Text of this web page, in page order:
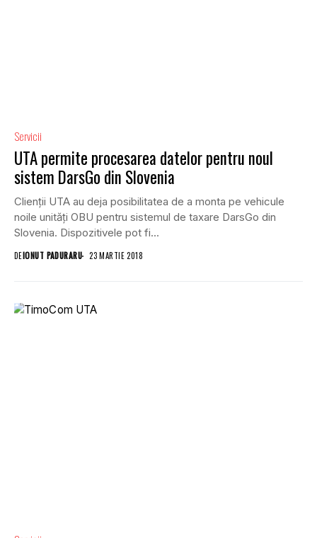
Servicii
UTA permite procesarea datelor pentru noul
sistem DarsGo din Slovenia
Clienții UTA au deja posibilitatea de a monta pe vehicule
noile unități OBU pentru sistemul de taxare DarsGo din
Slovenia. Dispozitivele pot fi...
DEIONUT PADURARU 23 MARTIE 2018